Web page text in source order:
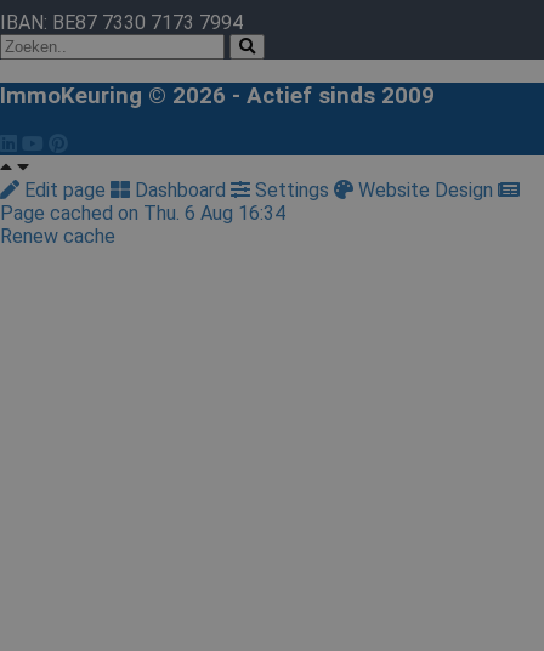
IBAN: BE87 7330 7173 7994
ImmoKeuring © 2026 - Actief sinds 2009
Edit page Dashboard Settings
Website Design
Page cached on Thu. 6 Aug 16:34
Renew cache